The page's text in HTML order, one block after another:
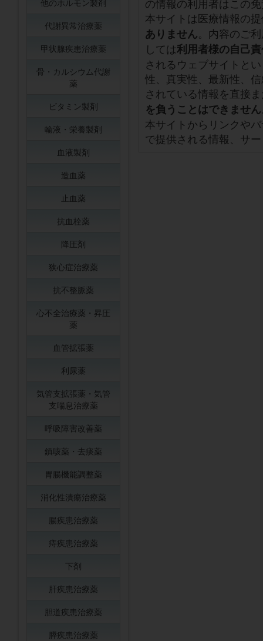
本サイトは医療情報の
ありません。内容のご
しては利用者様の自己
されるウェブサイトと
性、真実性、最新性、
されている情報を直接
を負うことはできません
本サイトからリンクや
で提供される情報、サ
他のホルモン製剤
代謝異常治療薬
甲状腺疾患治療薬
骨・カルシウム代謝
薬
ビタミン製剤
輸液・栄養製剤
血液製剤
造血薬
止血薬
抗血栓薬
降圧剤
狭心症治療薬
抗不整脈薬
心不全治療薬・昇圧
薬
血管拡張薬
利尿薬
気管支拡張薬・気管
支喘息治療薬
呼吸障害改善薬
鎮咳薬・去痰薬
胃腸機能調整薬
消化性潰瘍治療薬
腸疾患治療薬
痔疾患治療薬
下剤
肝疾患治療薬
胆道疾患治療薬
膵疾患治療薬